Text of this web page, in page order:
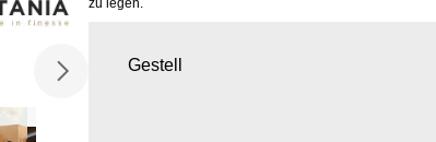
zu legen.
Gestell